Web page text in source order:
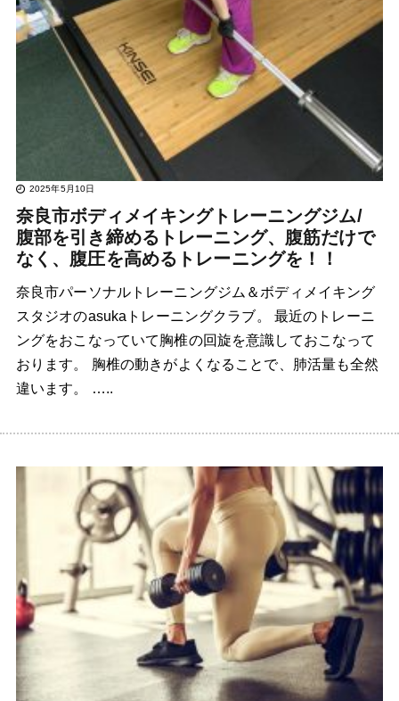
2025年5月10日
奈良市ボディメイキングトレーニングジム/
腹部を引き締めるトレーニング、腹筋だけで
なく、腹圧を高めるトレーニングを！！
奈良市パーソナルトレーニングジム＆ボディメイキング
スタジオのasukaトレーニングクラブ。 最近のトレーニ
ングをおこなっていて胸椎の回旋を意識しておこなって
おります。 胸椎の動きがよくなることで、肺活量も全然
違います。 …..